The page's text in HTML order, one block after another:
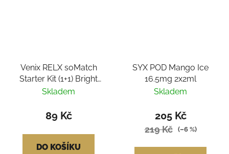
Venix RELX soMatch
Starter Kit (1+1) Bright
Yellow - Vanilla Scoop
Skladem
89 Kč
DO KOŠÍKU
SYX POD Mango Ice
16.5mg 2x2ml
Skladem
205 Kč
219 Kč (–6 %)